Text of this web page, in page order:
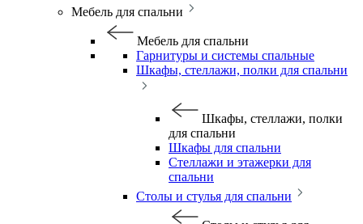
Мебель для спальни
Мебель для спальни
Гарнитуры и системы спальные
Шкафы, стеллажи, полки для спальни
Шкафы, стеллажи, полки
для спальни
Шкафы для спальни
Стеллажи и этажерки для
спальни
Столы и стулья для спальни